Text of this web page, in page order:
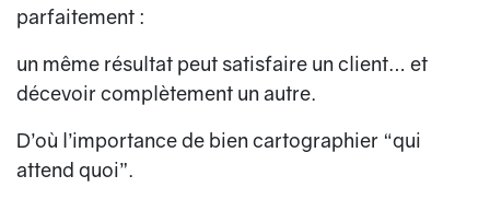
parfaitement :
un même résultat peut satisfaire un client… et
décevoir complètement un autre.
D’où l’importance de bien cartographier “qui
attend quoi”.